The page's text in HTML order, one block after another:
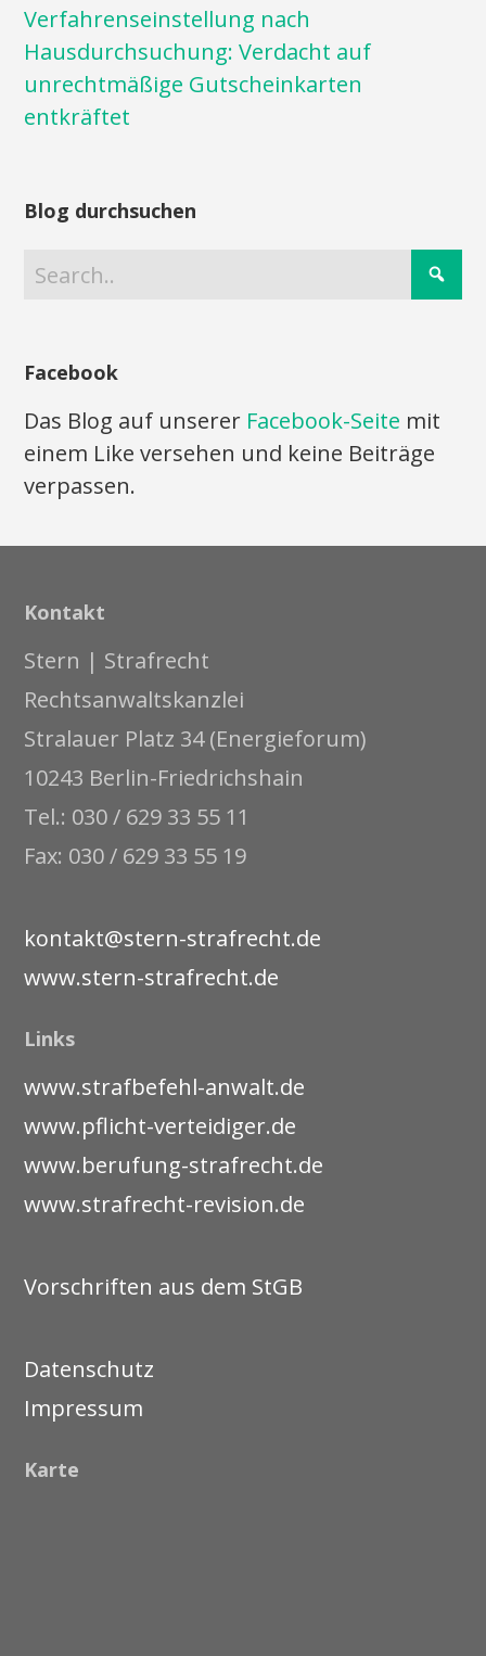
Verfahrenseinstellung nach
Hausdurchsuchung: Verdacht auf
unrechtmäßige Gutscheinkarten
entkräftet
Blog durchsuchen
Facebook
Das Blog auf unserer Facebook-Seite mit
einem Like versehen und keine Beiträge
verpassen.
Kontakt
Stern | Strafrecht
Rechtsanwaltskanzlei
Stralauer Platz 34 (Energieforum)
10243 Berlin-Friedrichshain
Tel.: 030 / 629 33 55 11
Fax: 030 / 629 33 55 19
kontakt@stern-strafrecht.de
www.stern-strafrecht.de
Links
www.strafbefehl-anwalt.de
www.pflicht-verteidiger.de
www.berufung-strafrecht.de
www.strafrecht-revision.de
Vorschriften aus dem StGB
Datenschutz
Impressum
Karte